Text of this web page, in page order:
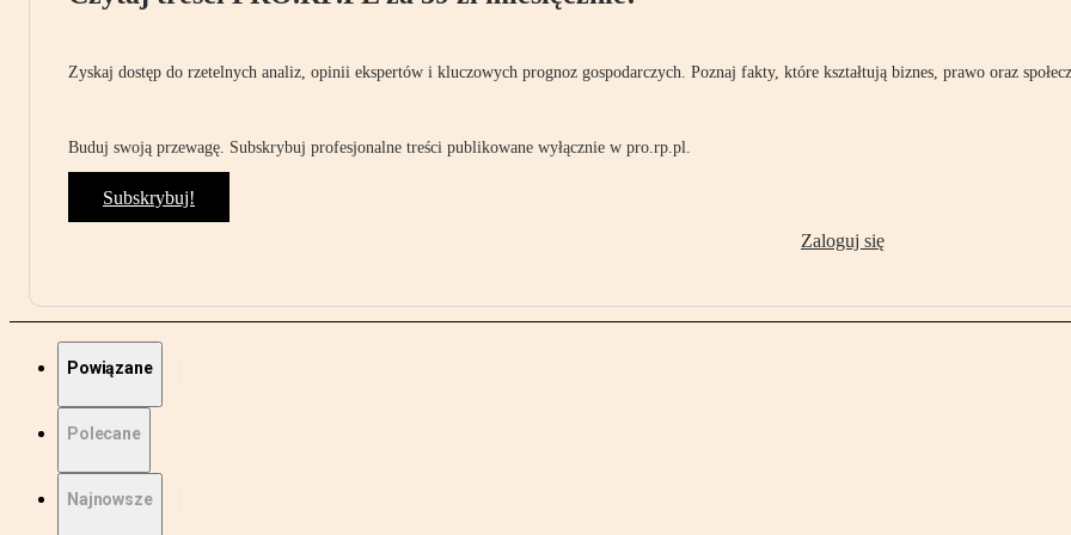
Zyskaj dostęp do rzetelnych analiz, opinii ekspertów i kluczowych prognoz gospodarczych. Poznaj fakty, które kształtują biznes, prawo oraz
Buduj swoją przewagę. Subskrybuj profesjonalne treści publikowane wyłącznie w pro.rp.pl.
Subskrybuj!
Zaloguj się
Powiązane
Polecane
Najnowsze